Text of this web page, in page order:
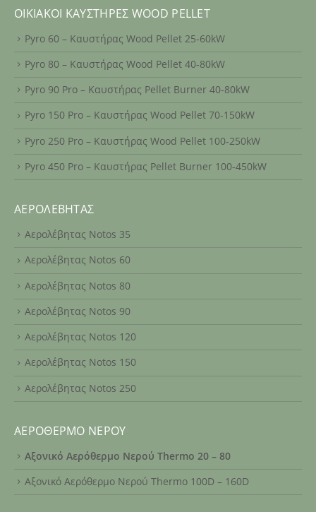
ΟΙΚΙΑΚΟΊ ΚΑΥΣΤΉΡΕΣ WOOD PELLET
Pyro 60 – Καυστήρας Wood Pellet 25-60kW
Pyro 80 – Καυστήρας Wood Pellet 40-80kW
Pyro 90 Pro – Καυστήρας Pellet Burner 40-80kW
Pyro 150 Pro – Καυστήρας Wood Pellet 70-150kW
Pyro 250 Pro – Καυστήρας Wood Pellet 100-250kW
Pyro 450 Pro – Καυστήρας Pellet Burner 100-450kW
ΑΕΡΟΛΈΒΗΤΑΣ
Αερολέβητας Notos 35
Αερολέβητας Notos 60
Αερολέβητας Notos 80
Αερολέβητας Notos 90
Αερολέβητας Notos 120
Αερολέβητας Notos 150
Αερολέβητας Notos 250
ΑΕΡΌΘΕΡΜΟ ΝΕΡΟΎ
Αξονικό Αερόθερμο Νερού Thermo 20 – 80
Αξονικό Αερόθερμο Νερού Thermo 100D – 160D